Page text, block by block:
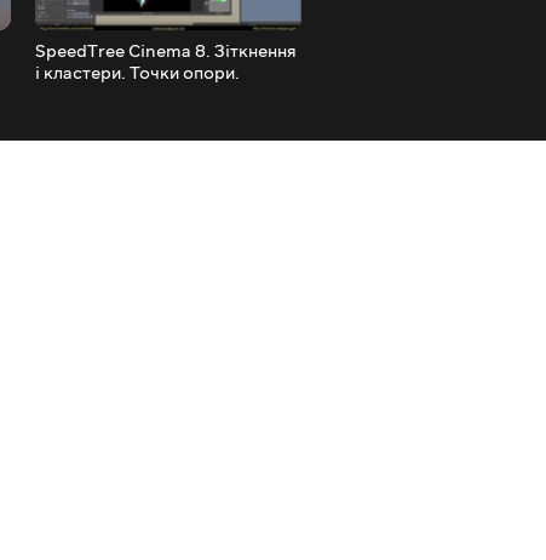
SpeedTree Cinema 8. Зіткнення
і кластери. Точки опори.